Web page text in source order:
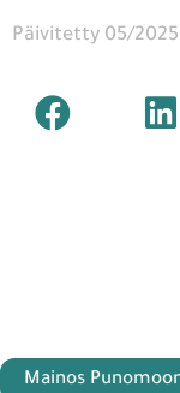
Päivitetty 05/2025
Mainos